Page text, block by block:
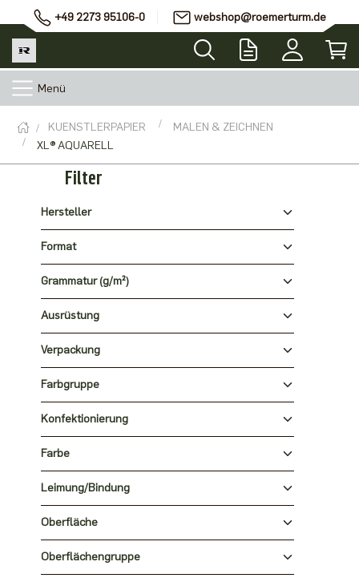
+49 2273 95106-0 webshop@roemerturm.de
Menü
KUENSTLERPAPIER
MALEN & ZEICHNEN
XL® AQUARELL
Filter
Hersteller
Format
Grammatur (g/m²)
Ausrüstung
Verpackung
Farbgruppe
Konfektionierung
Farbe
Leimung/Bindung
Oberfläche
Oberflächengruppe